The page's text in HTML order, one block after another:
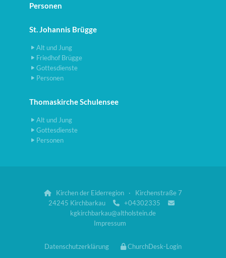
Personen
St. Johannis Brügge
Alt und Jung
Friedhof Brügge
Gottesdienste
Personen
Thomaskirche Schulensee
Alt und Jung
Gottesdienste
Personen

Kirchen der Eiderregion · Kirchenstraße 7
24245 Kirchbarkau
 +04302335 
kgkirchbarkau@altholstein.de
Impressum
Datenschutzerklärung ChurchDesk-Login